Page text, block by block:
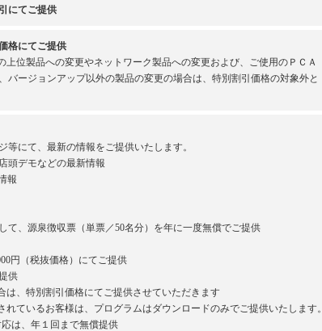
にてご提供
格にてご提供
位製品への変更やネットワーク製品への変更および、ご使用のＰＣＡ
バージョンアップ以外の製品の変更の場合は、特別割引価格の対象外と
にて、最新の情報をご提供いたします。
頭デモなどの最新情報
報
、源泉徴収票（単票／50名分）を年に一度無償でご提供
円（税抜価格）にてご提供
供
、特別割引価格にてご提供させていただきます
ているお客様は、プログラムはダウンロードのみでご提供いたします。
は、年１回まで無償提供